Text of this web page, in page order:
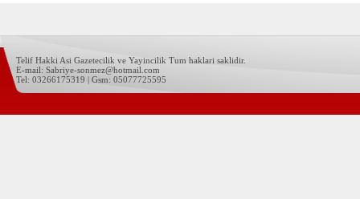
Telif Hakki Asi Gazetecilik ve Yayincilik Tum haklari saklidir.
E-mail: Sabriye-sonmez@hotmail.com
Tel: 03266175319 | Gsm: 05077725595